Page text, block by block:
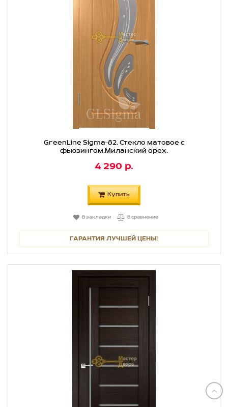
GreenLine Sigma-82. Стекло матовое с
фьюзингом.Миланский орех.
4 290 р.
Купить
В закладки В сравнение
ГАРАНТИЯ ЛУЧШЕЙ ЦЕНЫ!